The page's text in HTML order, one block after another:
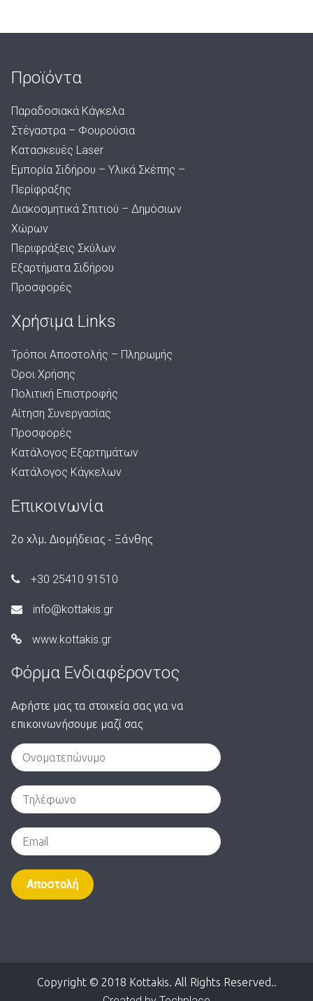
Προϊόντα
Παραδοσιακά Κάγκελα
Στέγαστρα – Φουρούσια
Κατασκευές Laser
Εμπορία Σιδήρου – Υλικά Σκέπης –
Περίφραξης
Διακοσμητικά Σπιτιού – Δημόσιων
Χώρων
Περιφράξεις Σκύλων
Εξαρτήματα Σιδήρου
Προσφορές
Χρήσιμα Links
Τρόποι Αποστολής – Πληρωμής
Όροι Χρήσης
Πολιτική Επιστροφής
Αίτηση Συνεργασίας
Προσφορές
Κατάλογος Εξαρτημάτων
Κατάλογος Κάγκελων
Επικοινωνία
2ο χλμ. Διομήδειας - Ξάνθης
+30 25410 91510
info@kottakis.gr
www.kottakis.gr
Φόρμα Ενδιαφέροντος
Αφήστε μας τα στοιχεία σας για να
επικοινωνήσουμε μαζί σας
Copyright © 2018 Kottakis. All Rights Reserved..